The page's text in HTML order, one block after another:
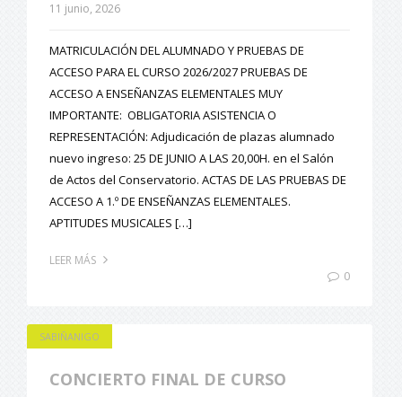
11 junio, 2026
MATRICULACIÓN DEL ALUMNADO Y PRUEBAS DE
ACCESO PARA EL CURSO 2026/2027 PRUEBAS DE
ACCESO A ENSEÑANZAS ELEMENTALES MUY
IMPORTANTE: OBLIGATORIA ASISTENCIA O
REPRESENTACIÓN: Adjudicación de plazas alumnado
nuevo ingreso: 25 DE JUNIO A LAS 20,00H. en el Salón
de Actos del Conservatorio. ACTAS DE LAS PRUEBAS DE
ACCESO A 1.º DE ENSEÑANZAS ELEMENTALES.
APTITUDES MUSICALES […]
LEER MÁS
0
SABIÑANIGO
CONCIERTO FINAL DE CURSO